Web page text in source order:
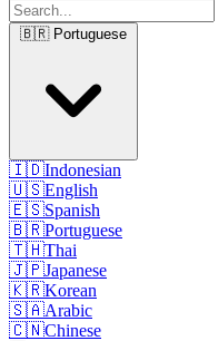
🇧🇷 Portuguese
🇮🇩Indonesian
🇺🇸English
🇪🇸Spanish
🇧🇷Portuguese
🇹🇭Thai
🇯🇵Japanese
🇰🇷Korean
🇸🇦Arabic
🇨🇳Chinese